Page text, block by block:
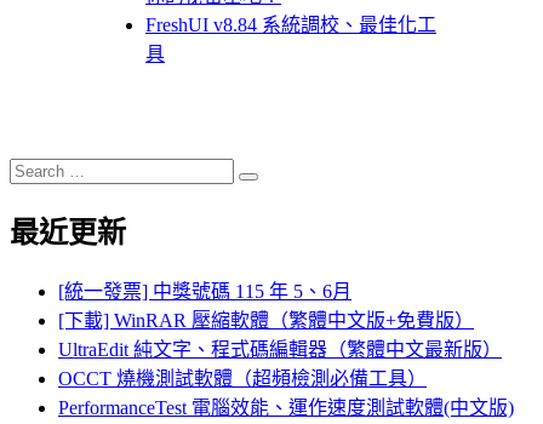
FreshUI v8.84 系統調校、最佳化工
具
Search
for:
Search
最近更新
[統一發票] 中獎號碼 115 年 5、6月
[下載] WinRAR 壓縮軟體（繁體中文版+免費版）
UltraEdit 純文字、程式碼編輯器（繁體中文最新版）
OCCT 燒機測試軟體（超頻檢測必備工具）
PerformanceTest 電腦效能、運作速度測試軟體(中文版)